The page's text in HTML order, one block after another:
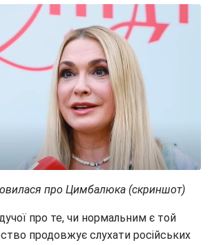
про Цимбалюка (скриншот)
про те, чи нормальним є той
продовжує слухати російських